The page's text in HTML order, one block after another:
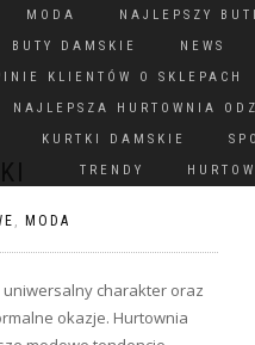
MODA NAJLEPSZY
BUTY DAMSKIE NEWS
KLIENTÓW O SKLEPACH
NAJLEPSZA HURTOWNIA
KURTKI DAMSKIE
TRENDY
, MODA
charakter oraz
okazje. Hurtownia